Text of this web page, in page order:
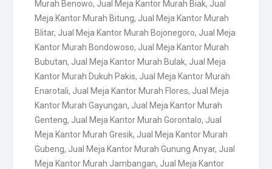
Murah Benowo, Jual Meja Kantor Murah Biak, Jual
Meja Kantor Murah Bitung, Jual Meja Kantor Murah
Blitar, Jual Meja Kantor Murah Bojonegoro, Jual Meja
Kantor Murah Bondowoso, Jual Meja Kantor Murah
Bubutan, Jual Meja Kantor Murah Bulak, Jual Meja
Kantor Murah Dukuh Pakis, Jual Meja Kantor Murah
Enarotali, Jual Meja Kantor Murah Flores, Jual Meja
Kantor Murah Gayungan, Jual Meja Kantor Murah
Genteng, Jual Meja Kantor Murah Gorontalo, Jual
Meja Kantor Murah Gresik, Jual Meja Kantor Murah
Gubeng, Jual Meja Kantor Murah Gunung Anyar, Jual
Meja Kantor Murah Jambangan, Jual Meja Kantor